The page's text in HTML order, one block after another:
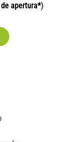
apertura*)